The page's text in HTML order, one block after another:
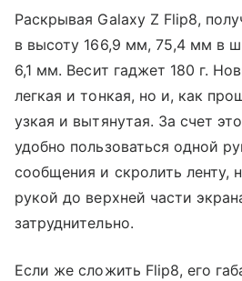
Раскрывая Galaxy Z Flip8,
в высоту 166,9 мм, 75,4 мм в
6,1 мм. Весит гаджет 180 г.
легкая и тонкая, но и, как
узкая и вытянутая. За счет
удобно пользоваться одной
сообщения и скролить ленту,
рукой до верхней части
затруднительно.
Если же сложить Flip8, его